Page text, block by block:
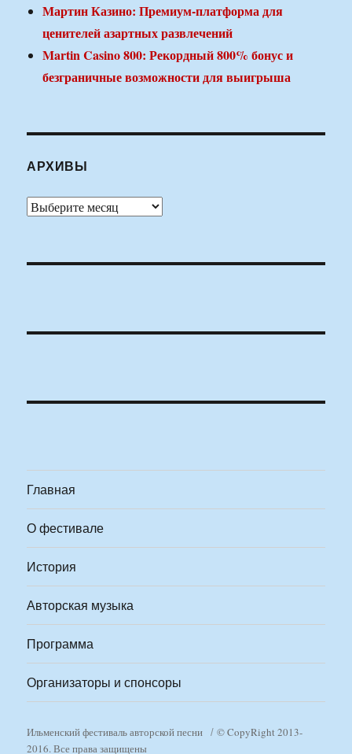
Мартин Казино: Премиум-платформа для
ценителей азартных развлечений
Martin Casino 800: Рекордный 800% бонус и
безграничные возможности для выигрыша
АРХИВЫ
Архивы
Главная
О фестивале
История
Авторская музыка
Программа
Организаторы и спонсоры
Ильменский фестиваль авторской песни
© CopyRight 2013-
2016. Все права защищены